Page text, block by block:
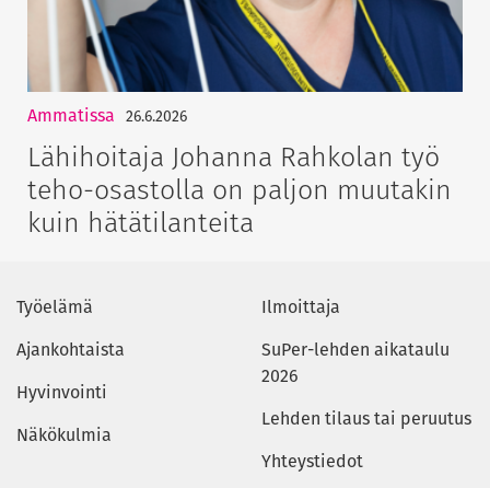
Ammatissa 26.6.2026
Lähihoitaja Johanna Rahkolan työ
teho-osastolla on paljon muutakin
kuin hätätilanteita
Työelämä
Ajankohtaista
Hyvinvointi
Näkökulmia
Ilmoittaja
SuPer-lehden aikataulu
2026
Lehden tilaus tai peruutus
Yhteystiedot